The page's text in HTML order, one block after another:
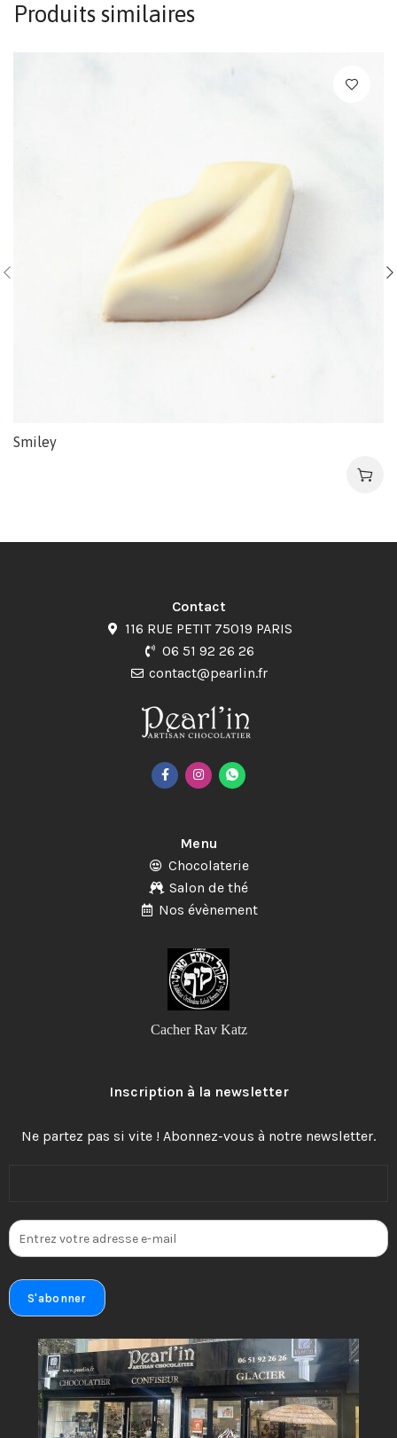
Produits similaires
Smiley
Contact
116 RUE PETIT 75019 PARIS
06 51 92 26 26
contact@pearlin.fr
Menu
Chocolaterie
Salon de thé
Nos évènement
Cacher Rav Katz
Inscription à la newsletter
Ne partez pas si vite ! Abonnez-vous à notre newsletter.